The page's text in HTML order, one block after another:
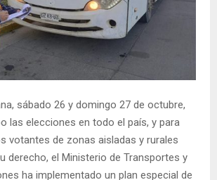
sábado 26 y domingo 27 de octubre,
las elecciones en todo el país, y para
votantes de zonas aisladas y rurales
derecho, el Ministerio de Transportes y
ha implementado un plan especial de